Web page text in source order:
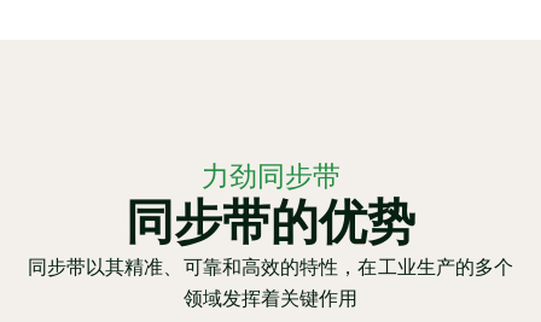
力劲同步带
同步带的优势
同步带以其精准、可靠和高效的特性，在工业生产的多个
领域发挥着关键作用